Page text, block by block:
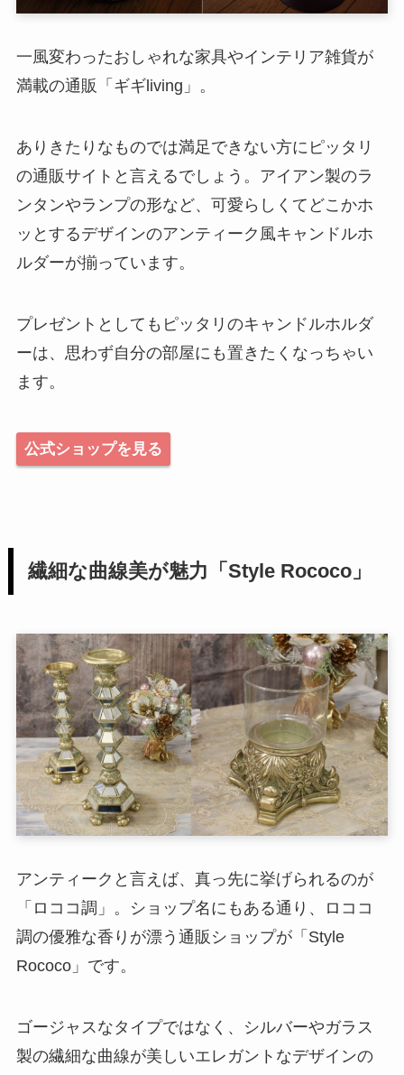
一風変わったおしゃれな家具やインテリア雑貨が
満載の通販「ギギliving」。
ありきたりなものでは満足できない方にピッタリ
の通販サイトと言えるでしょう。アイアン製のラ
ンタンやランプの形など、可愛らしくてどこかホ
ッとするデザインのアンティーク風キャンドルホ
ルダーが揃っています。
プレゼントとしてもピッタリのキャンドルホルダ
ーは、思わず自分の部屋にも置きたくなっちゃい
ます。
公式ショップを見る
繊細な曲線美が魅力「Style Rococo」
アンティークと言えば、真っ先に挙げられるのが
「ロココ調」。ショップ名にもある通り、ロココ
調の優雅な香りが漂う通販ショップが「Style
Rococo」です。
ゴージャスなタイプではなく、シルバーやガラス
製の繊細な曲線が美しいエレガントなデザインの